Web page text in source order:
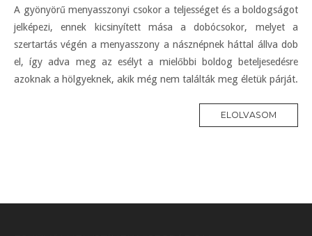
A gyönyörű menyasszonyi csokor a teljességet és a boldogságot
jelképezi, ennek kicsinyített mása a dobócsokor, melyet a
szertartás végén a menyasszony a násznépnek háttal állva dob
el, így adva meg az esélyt a mielőbbi boldog beteljesedésre
azoknak a hölgyeknek, akik még nem találták meg életük párját.
ELOLVASOM